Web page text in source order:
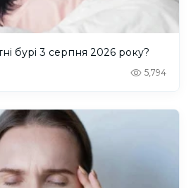
бурі 3 серпня 2026 року?
5,794